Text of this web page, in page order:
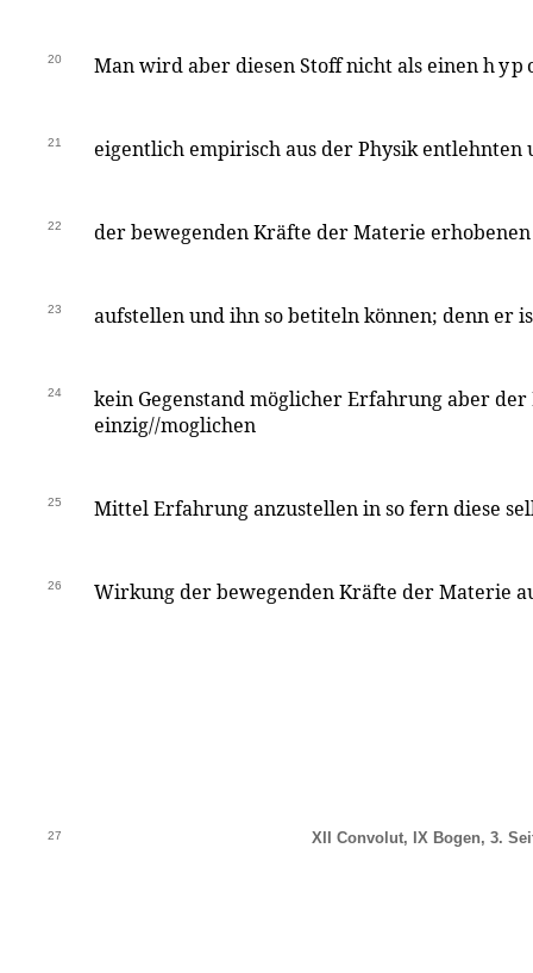
20 Man wird aber diesen Stoff nicht als einen
21 eigentlich empirisch aus der Physik entlehnten
22 der bewegenden Kräfte der Materie
23 aufstellen und ihn so betiteln können; denn er
24
kein Gegenstand möglicher Erfahrung aber
einzig//moglichen
25 Mittel Erfahrung anzustellen in so fern diese
26 Wirkung der bewegenden Kräfte der Materie
27 XII Convolut, IX Bogen, 3.